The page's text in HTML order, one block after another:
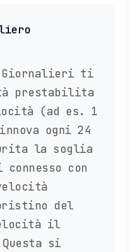
ti
prestabilita
(ad es. 1
ogni 24
la soglia
con
del
il
si